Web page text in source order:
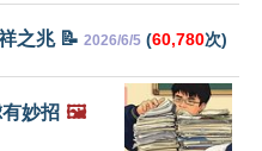
之兆 📝 2026/6/5 (60,780次)
妙招 🖼️